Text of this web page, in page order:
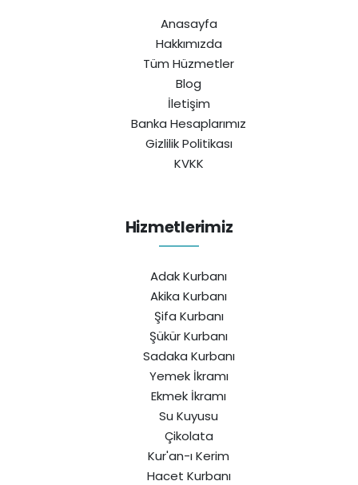
Anasayfa
Hakkımızda
Tüm Hüzmetler
Blog
İletişim
Banka Hesaplarımız
Gizlilik Politikası
KVKK
Hizmetlerimiz
Adak Kurbanı
Akika Kurbanı
Şifa Kurbanı
Şükür Kurbanı
Sadaka Kurbanı
Yemek İkramı
Ekmek İkramı
Su Kuyusu
Çikolata
Kur'an-ı Kerim
Hacet Kurbanı